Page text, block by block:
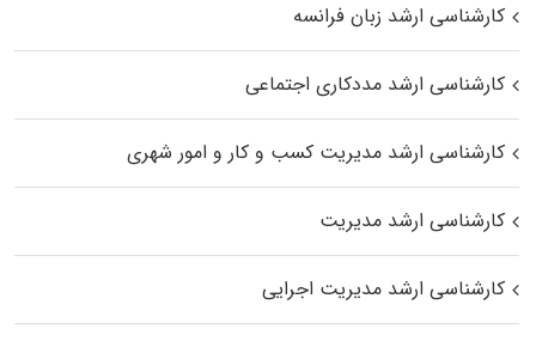
کارشناسی ارشد زبان فرانسه
کارشناسی ارشد مددکاری اجتماعی
کارشناسی ارشد مدیریت کسب و کار و امور شهری
کارشناسی ارشد مدیریت
کارشناسی ارشد مدیریت اجرایی